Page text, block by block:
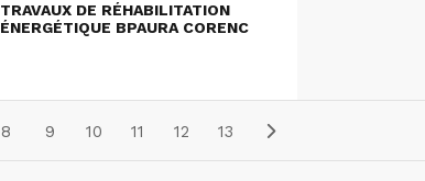
TRAVAUX DE RÉHABILITATION
ÉNERGÉTIQUE BPAURA CORENC
8 9 10 11 12 13